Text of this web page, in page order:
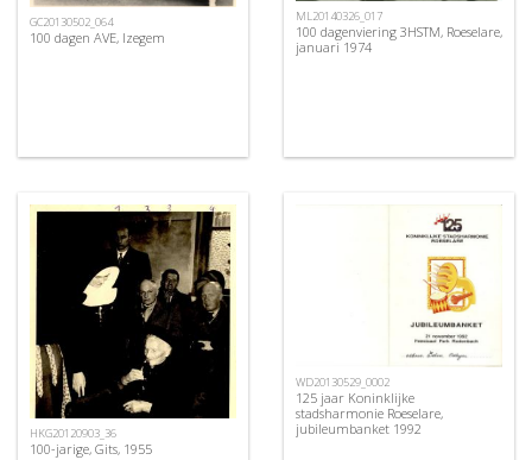
GC20130502_064
100 dagen AVE, Izegem
ML20140326_017
100 dagenviering 3HSTM, Roeselare,
januari 1974
HKG20120903_36
100-jarige, Gits, 1955
WD20130529_0002
125 jaar Koninklijke
stadsharmonie Roeselare,
jubileumbanket 1992